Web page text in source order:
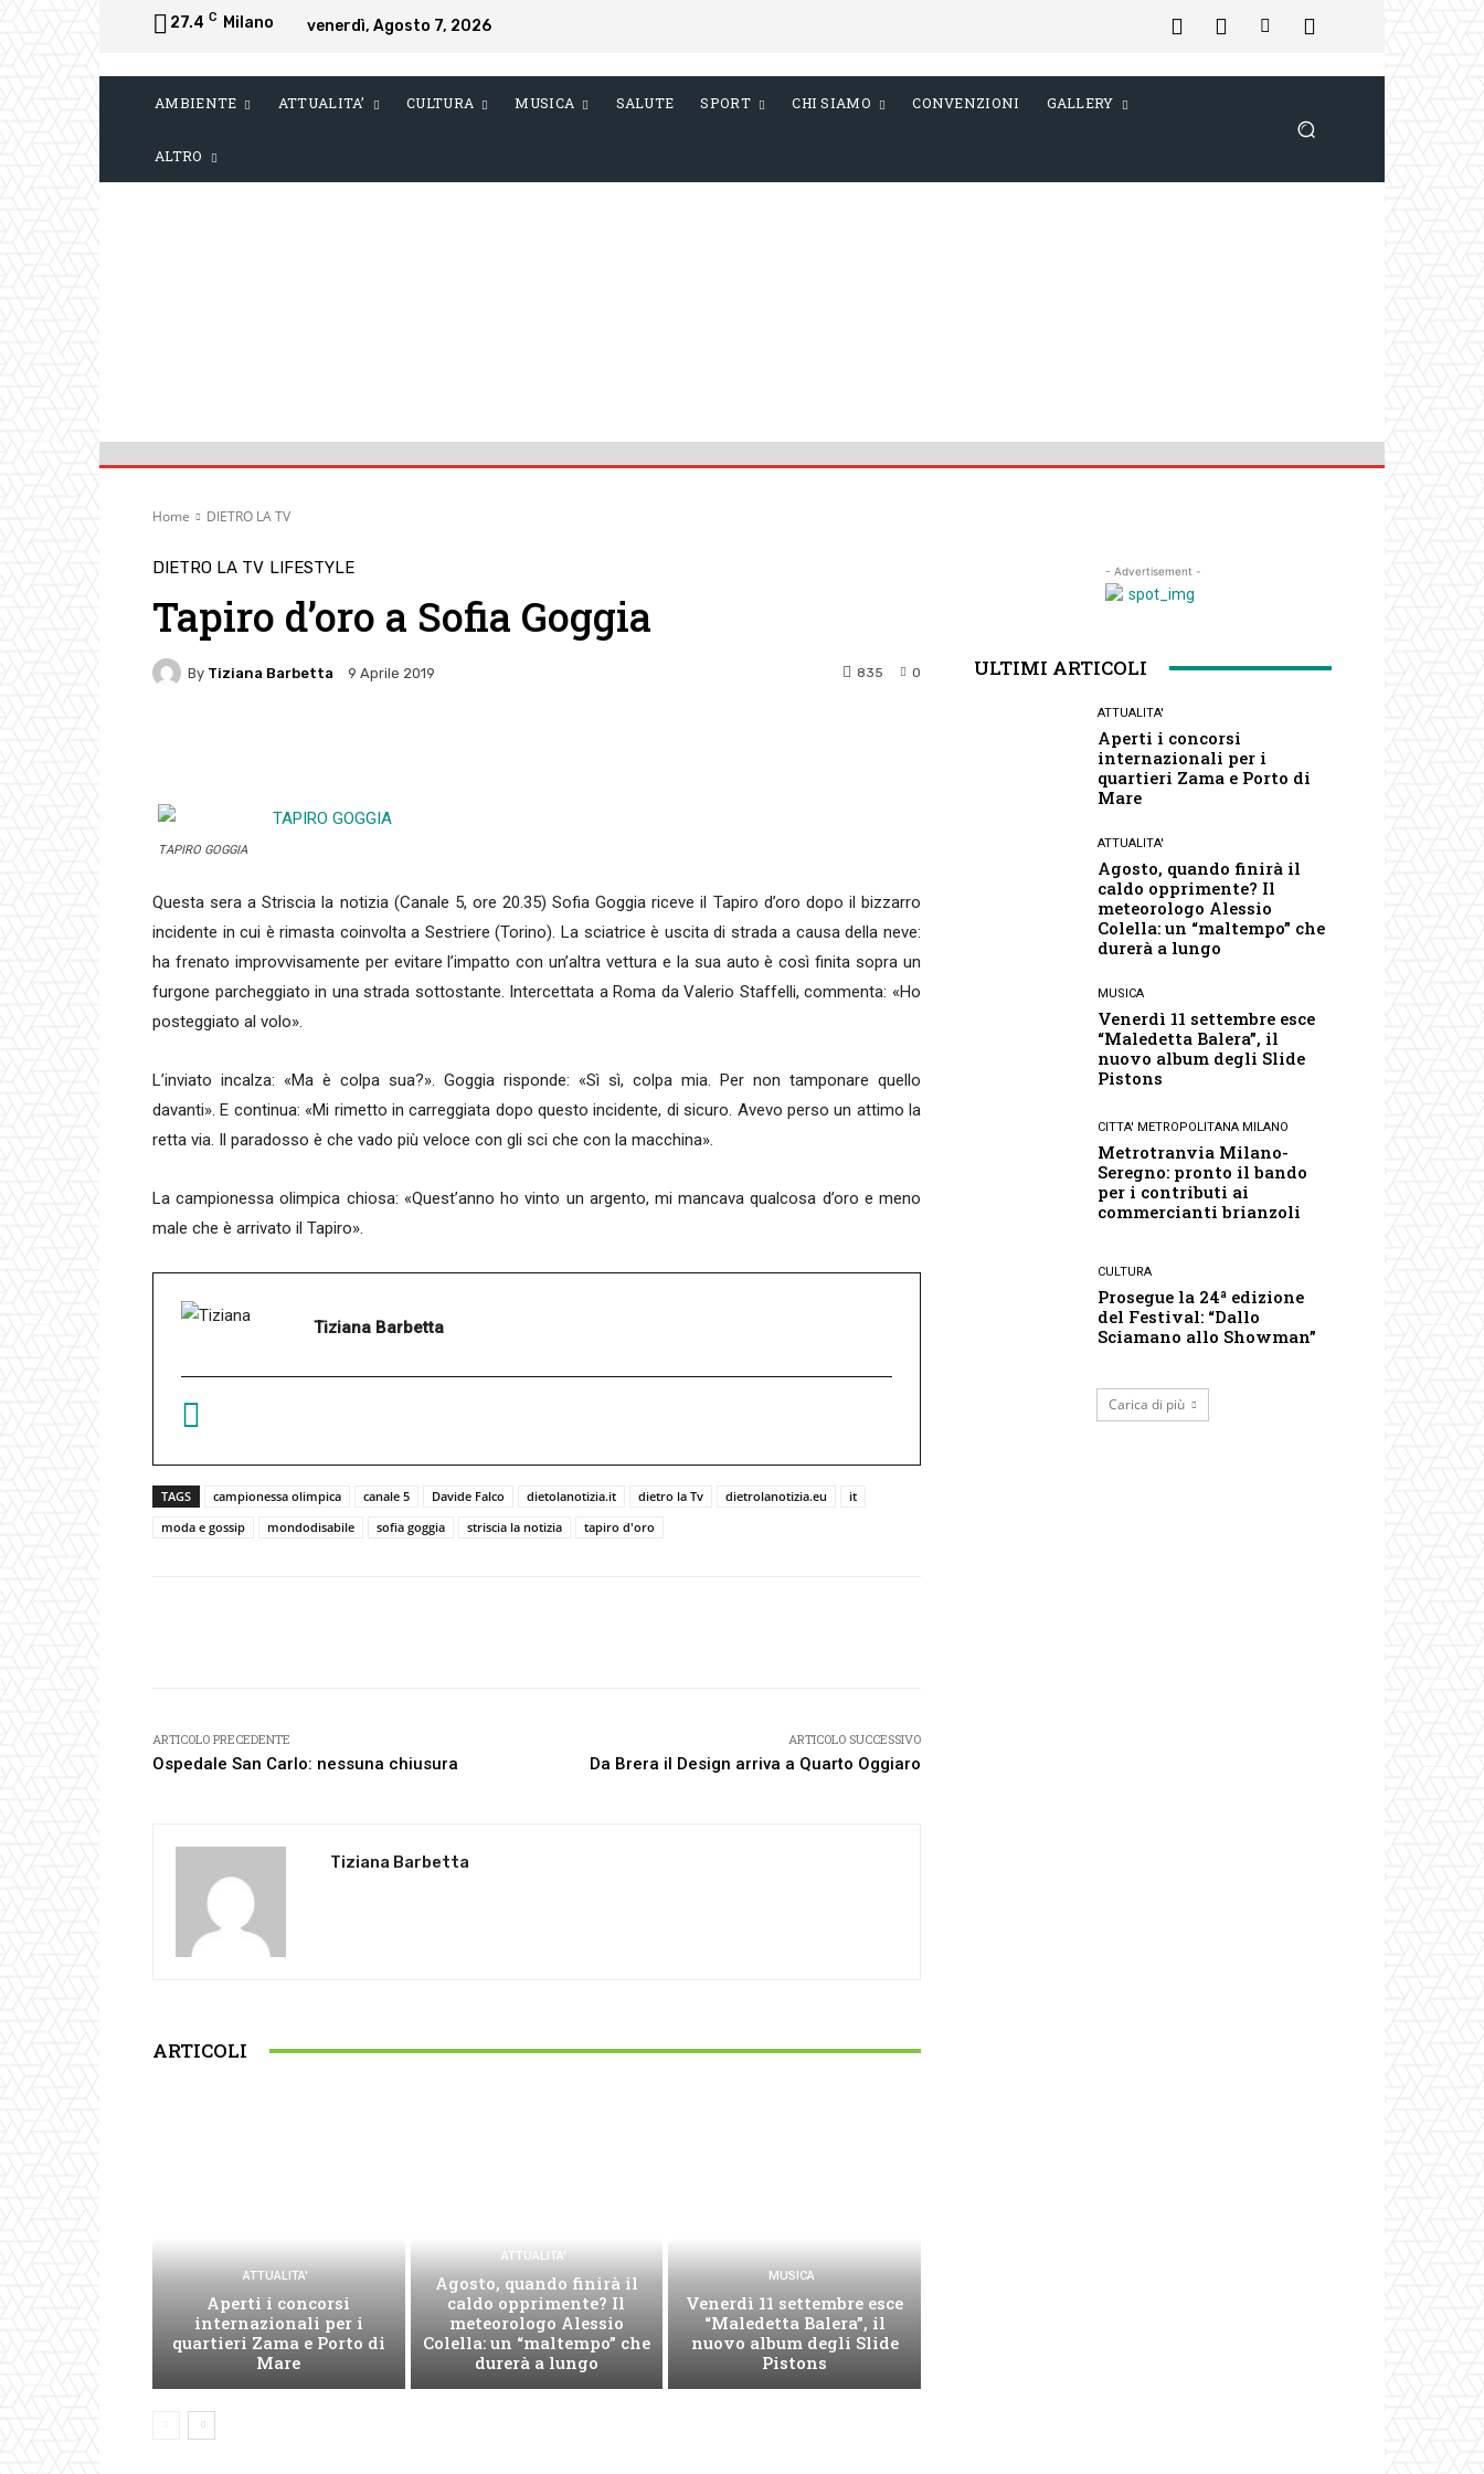
27.4 C Milano venerdì, Agosto 7, 2026
AMBIENTE ATTUALITA’ CULTURA MUSICA SALUTE SPORT CHI SIAMO CONVENZIONI GALLERY
ALTRO
Home DIETRO LA TV
DIETRO LA TV LIFESTYLE
Tapiro d’oro a Sofia Goggia
By Tiziana Barbetta 9 Aprile 2019 0
835
TAPIRO GOGGIA
Questa sera a Striscia la notizia (Canale 5, ore 20.35) Sofia Goggia riceve il Tapiro d’oro dopo il bizzarro
incidente in cui è rimasta coinvolta a Sestriere (Torino). La sciatrice è uscita di strada a causa della neve:
ha frenato improvvisamente per evitare l’impatto con un’altra vettura e la sua auto è così finita sopra un
furgone parcheggiato in una strada sottostante. Intercettata a Roma da Valerio Staffelli, commenta: «Ho
posteggiato al volo».
L’inviato incalza: «Ma è colpa sua?». Goggia risponde: «Sì sì, colpa mia. Per non tamponare quello
davanti». E continua: «Mi rimetto in carreggiata dopo questo incidente, di sicuro. Avevo perso un attimo la
retta via. Il paradosso è che vado più veloce con gli sci che con la macchina».
La campionessa olimpica chiosa: «Quest’anno ho vinto un argento, mi mancava qualcosa d’oro e meno
male che è arrivato il Tapiro».
Tiziana Barbetta
TAGS campionessa olimpica canale 5 Davide Falco dietolanotizia.it dietro la Tv dietrolanotizia.eu
it
moda e gossip
mondodisabile sofia goggia striscia la notizia tapiro d'oro
ARTICOLO PRECEDENTE
Ospedale San Carlo: nessuna chiusura
ARTICOLO SUCCESSIVO
Da Brera il Design arriva a Quarto Oggiaro
Tiziana Barbetta
ARTICOLI
ATTUALITA'
Aperti i concorsi
internazionali per i
quartieri Zama e Porto di
Mare
ATTUALITA'
Agosto, quando finirà il
caldo opprimente? Il
meteorologo Alessio
Colella: un “maltempo” che
durerà a lungo
MUSICA
Venerdì 11 settembre esce
“Maledetta Balera”, il
nuovo album degli Slide
Pistons
- Advertisement -
ULTIMI ARTICOLI
ATTUALITA'
Aperti i concorsi
internazionali per i
quartieri Zama e Porto di
Mare
ATTUALITA'
Agosto, quando finirà il
caldo opprimente? Il
meteorologo Alessio
Colella: un “maltempo” che
durerà a lungo
MUSICA
Venerdì 11 settembre esce
“Maledetta Balera”, il
nuovo album degli Slide
Pistons
CITTA' METROPOLITANA MILANO
Metrotranvia Milano-
Seregno: pronto il bando
per i contributi ai
commercianti brianzoli
CULTURA
Prosegue la 24ª edizione
del Festival: “Dallo
Sciamano allo Showman”
Carica di più